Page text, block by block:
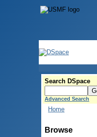
Search DSpace
Advanced Search
Home
Browse